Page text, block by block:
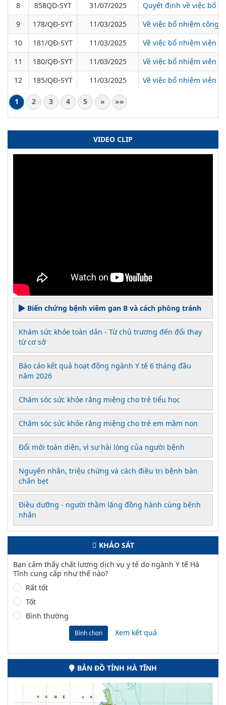
8 858QD-SYT 31/07/2025
Quyết định về việc bổ
9
178/QĐ-SYT 11/03/2025
Về việc bổ nhiệm công
10
181/QĐ-SYT 11/03/2025
Về việc bổ nhiệm viên
11
180/QĐ-SYT 11/03/2025
Về việc bổ nhiệm viên
12
185/QĐ-SYT 11/03/2025 Về việc bổ nhiệm viên
1 2 3 4 5 » »»
VIDEO CLIP
Biến chứng bệnh viêm gan B và cách phòng tránh
Khám sức khỏe toàn dân - Từ chủ trương đến đổi thay
từ cơ sở
Báo cáo kết quả hoạt động ngành Y tế 6 tháng đầu
năm 2026
Chăm sóc sức khỏe răng miệng cho trẻ tiểu học
Chăm sóc sức khỏe răng miệng cho trẻ em mầm non
Đổi mới toàn diện, vì sự hài lòng của người bệnh
Nguyên nhân, triệu chứng và cách điều trị bệnh bàn
chân bẹt
Điều dưỡng - người thầm lặng đồng hành cùng bệnh
nhân
KHẢO SÁT
Bạn cảm thấy chất lượng dịch vụ y tế do ngành Y tế Hà
Tĩnh cung cấp như thế nào?
Rất tốt
Tốt
Bình thường
Bình chọn Xem kết quả
BẢN ĐỒ TỈNH HÀ TĨNH